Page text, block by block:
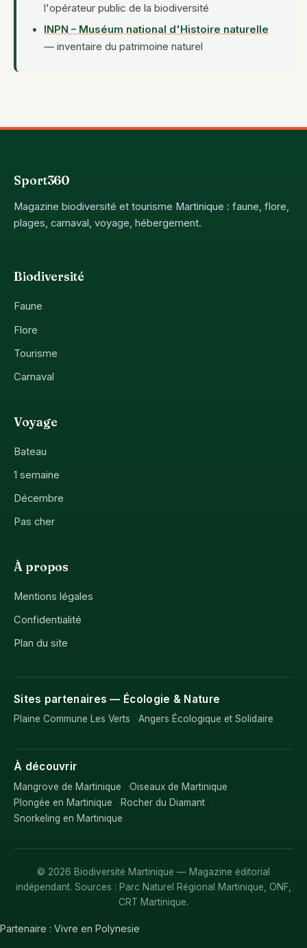
l'opérateur public de la biodiversité
INPN – Muséum national d'Histoire naturelle
— inventaire du patrimoine naturel
Sport360
Magazine biodiversité et tourisme Martinique : faune, flore,
plages, carnaval, voyage, hébergement.
Biodiversité
Faune
Flore
Tourisme
Carnaval
Voyage
Bateau
1 semaine
Décembre
Pas cher
À propos
Mentions légales
Confidentialité
Plan du site
Sites partenaires — Écologie & Nature
Plaine Commune Les Verts Angers Écologique et Solidaire
À découvrir
Mangrove de Martinique
Oiseaux de Martinique
Plongée en Martinique
Rocher du Diamant
Snorkeling en Martinique
© 2026 Biodiversité Martinique — Magazine éditorial
indépendant. Sources : Parc Naturel Régional Martinique, ONF,
CRT Martinique.
Partenaire : Vivre en Polynesie